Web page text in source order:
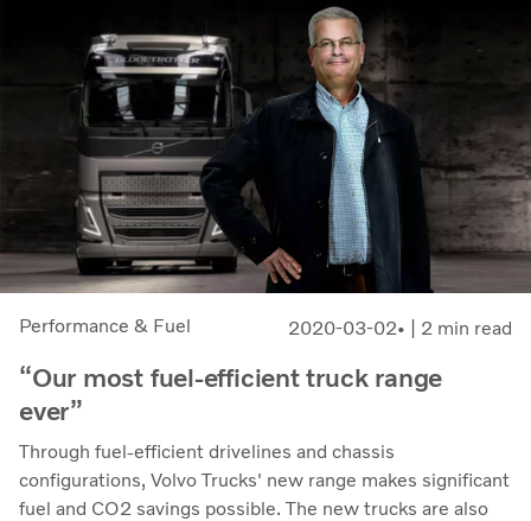
Performance & Fuel 2020-03-02 | 2 min read
“Our most fuel-efficient truck range
ever”
Through fuel-efficient drivelines and chassis
configurations, Volvo Trucks' new range makes significant
fuel and CO2 savings possible. The new trucks are also